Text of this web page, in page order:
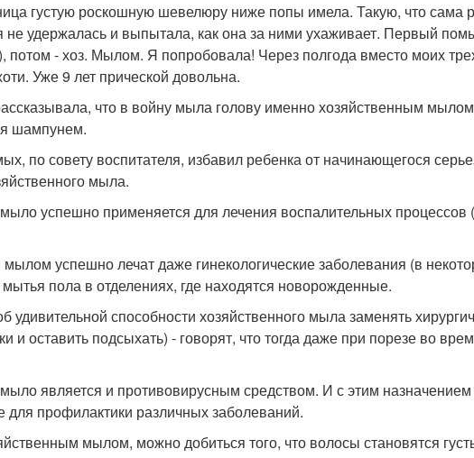
густую роскошную шевелюру ниже попы имела. Такую, что сама
не удержалась и выпытала, как она за ними ухаживает. Первый
потом - хоз. Мылом. Я попробовала! Через полгода вместо моих
Уже 9 лет прической довольна.
что в войну мыла голову именно хозяйственным
шампунем.
по совету воспитателя, избавил ребенка от начинающегося
мыла.
успешно применяется для лечения воспалительных
успешно лечат даже гинекологические заболевания (в
пола в отделениях, где находятся новорожденные.
удивительной способности хозяйственного мыла заменять
и оставить подсыхать) - говорят, что тогда даже при порезе во
является и противовирусным средством. И с этим
для профилактики различных заболеваний.
мылом, можно добиться того, что волосы становятся